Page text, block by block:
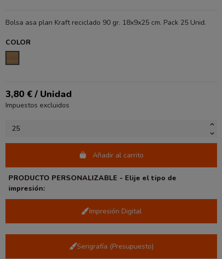
Bolsa asa plan Kraft reciclado 90 gr. 18x9x25 cm. Pack 25 Unid.
COLOR
3,80 € / Unidad
Impuestos excluidos
Añadir al carrito
PRODUCTO PERSONALIZABLE - Elije el tipo de
impresión:
Impresión Digital
Serigrafía (Presupuesto)